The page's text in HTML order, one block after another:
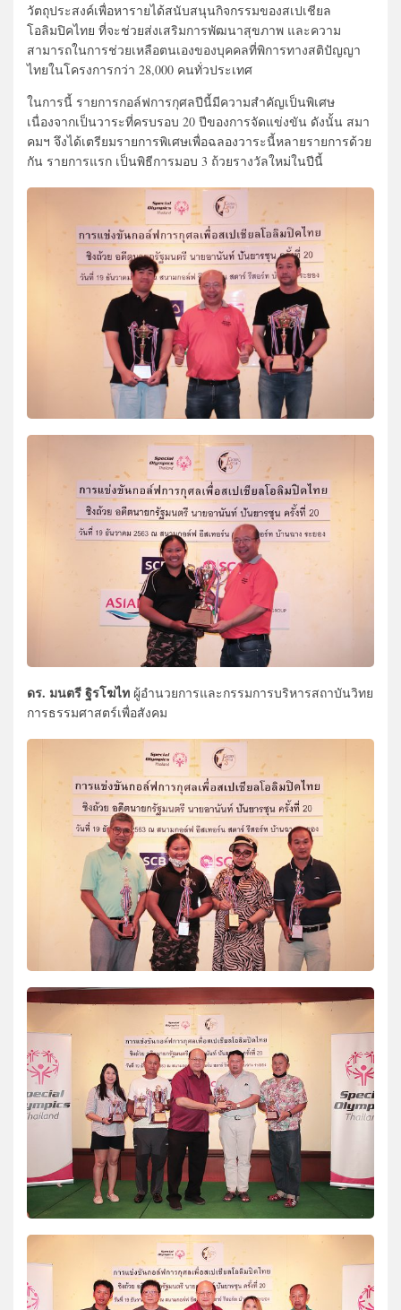
วัตถุประสงค์เพื่อหารายได้สนับสนุนกิจกรรมของสเปเชียล
โอลิมปิคไทย ที่จะช่วยส่งเสริมการพัฒนาสุขภาพ และความ
สามารถในการช่วยเหลือตนเองของบุคคลที่พิการทางสติปัญญา
ไทยในโครงการกว่า 28,000 คนทั่วประเทศ
ในการนี้ รายการกอล์ฟการกุศลปีนี้มีความสำคัญเป็นพิเศษ
เนื่องจากเป็นวาระที่ครบรอบ 20 ปีของการจัดแข่งขัน ดังนั้น สมา
คมฯ จึงได้เตรียมรายการพิเศษเพื่อฉลองวาระนี้หลายรายการด้วย
กัน รายการแรก เป็นพิธีการมอบ 3 ถ้วยรางวัลใหม่ในปีนี้
ดร. มนตรี ฐิรโฆไท ผู้อำนวยการและกรรมการบริหารสถาบันวิทย
การธรรมศาสตร์เพื่อสังคม